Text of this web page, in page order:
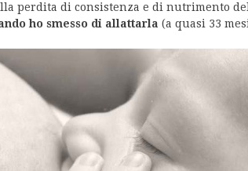
perdita di consistenza e di nutrimento
ho smesso di allattarla (a quasi 33